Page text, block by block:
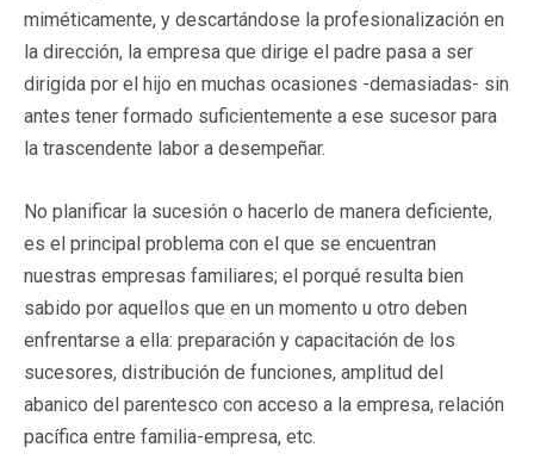
miméticamente, y descartándose la profesionalización en
la dirección, la empresa que dirige el padre pasa a ser
dirigida por el hijo en muchas ocasiones -demasiadas- sin
antes tener formado suficientemente a ese sucesor para
la trascendente labor a desempeñar.
No planificar la sucesión o hacerlo de manera deficiente,
es el principal problema con el que se encuentran
nuestras empresas familiares; el porqué resulta bien
sabido por aquellos que en un momento u otro deben
enfrentarse a ella: preparación y capacitación de los
sucesores, distribución de funciones, amplitud del
abanico del parentesco con acceso a la empresa, relación
pacífica entre familia-empresa, etc.